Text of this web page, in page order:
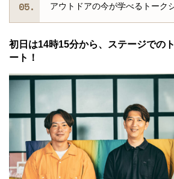
アウトドアの今が学べるトーク
初日は14時15分から、ステージでの
ート！